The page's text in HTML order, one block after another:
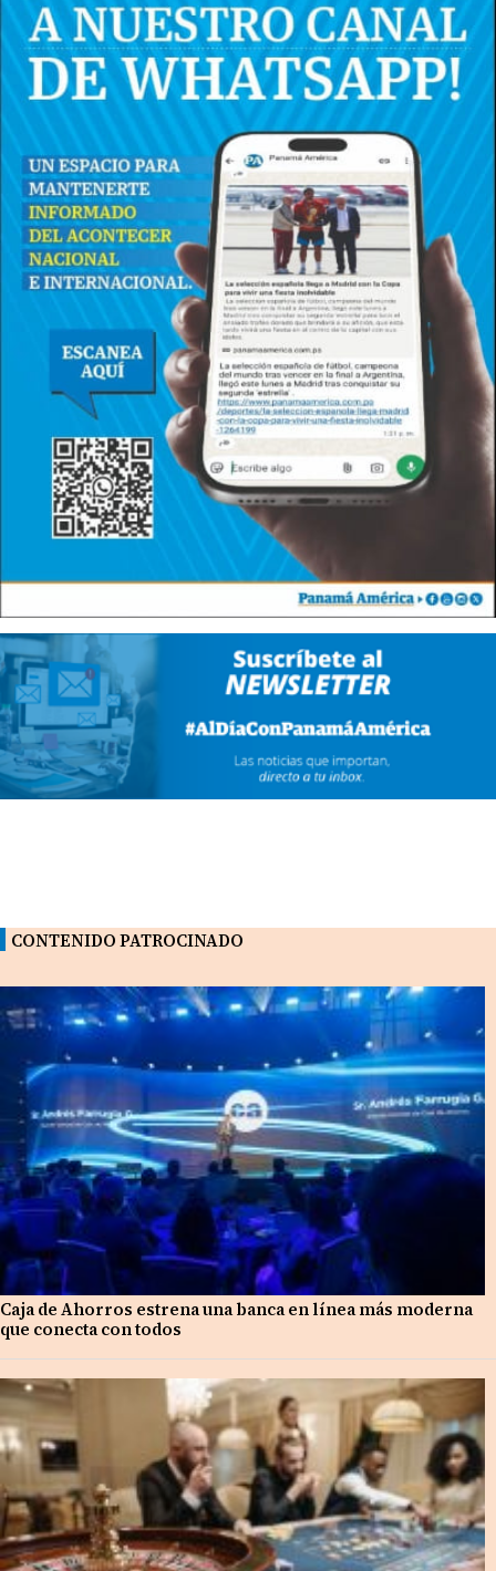
CONTENIDO PATROCINADO
Caja de Ahorros estrena una banca en línea más moderna
que conecta con todos